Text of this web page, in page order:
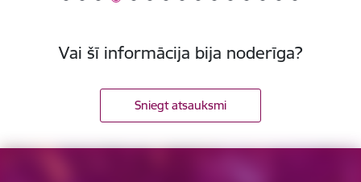
Vai šī informācija bija noderīga?
Sniegt atsauksmi